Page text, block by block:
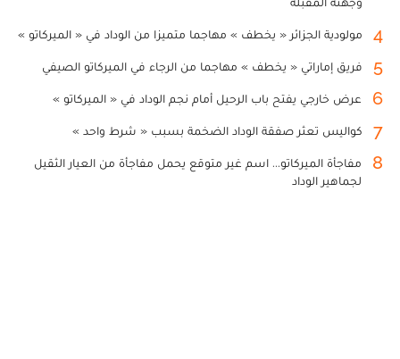
4 مولودية الجزائر « يخطف » مهاجما متميزا من الوداد في « الميركاتو »
5 فريق إماراتي « يخطف » مهاجما من الرجاء في الميركاتو الصيفي
6 عرض خارجي يفتح باب الرحيل أمام نجم الوداد في « الميركاتو »
7 كواليس تعثر صفقة الوداد الضخمة بسبب « شرط واحد »
8
مفاجأة الميركاتو... اسم غير متوقع يحمل مفاجأة من العيار الثقيل
لجماهير الوداد